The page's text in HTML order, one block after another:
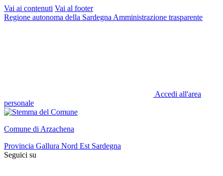
Vai ai contenuti Vai al footer
Regione autonoma della Sardegna Amministrazione trasparente
Accedi all'area
personale
Comune di Arzachena
Provincia Gallura Nord Est Sardegna
Seguici su